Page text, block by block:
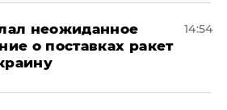
неожиданное
о поставках ракет
14:54